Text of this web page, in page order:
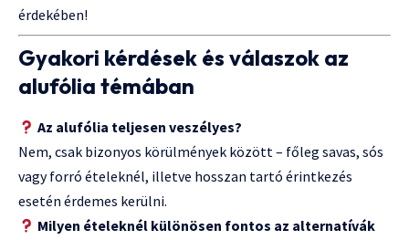
érdekében!
Gyakori kérdések és válaszok az
alufólia témában
Az alufólia teljesen veszélyes?
Nem, csak bizonyos körülmények között – főleg savas, sós
vagy forró ételeknél, illetve hosszan tartó érintkezés
esetén érdemes kerülni.
Milyen ételeknél különösen fontos az alternatívák